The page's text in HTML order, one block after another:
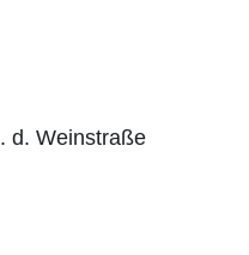
d. Weinstraße